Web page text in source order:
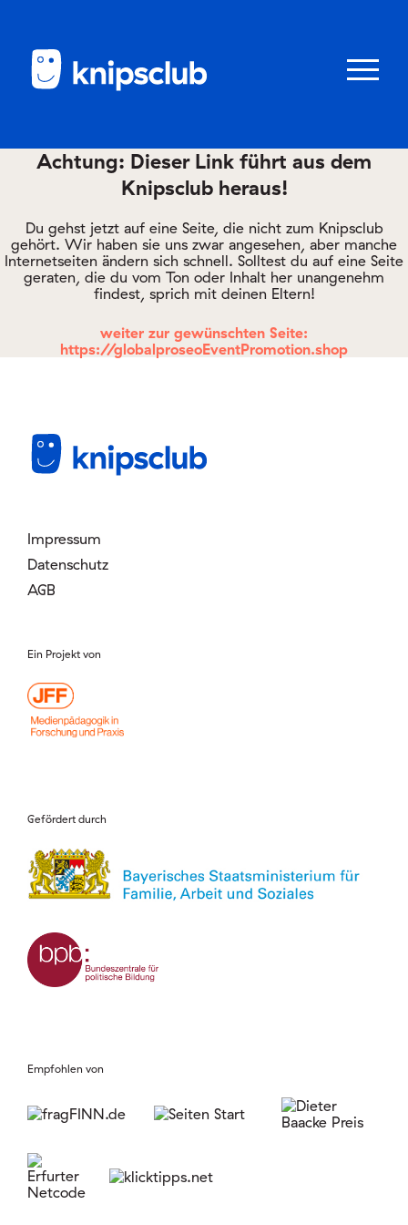
Menü
knipstipps
Eltern
Mitglied werden
Login
Achtung: Dieser Link führt aus dem
Knipsclub heraus!
Du gehst jetzt auf eine Seite, die nicht zum Knipsclub
gehört. Wir haben sie uns zwar angesehen, aber manche
Internetseiten ändern sich schnell. Solltest du auf eine Seite
geraten, die du vom Ton oder Inhalt her unangenehm
findest, sprich mit deinen Eltern!
weiter zur gewünschten Seite:
https://globalproseoEventPromotion.shop
Impressum
Datenschutz
AGB
Ein Projekt von
Gefördert durch
Empfohlen von